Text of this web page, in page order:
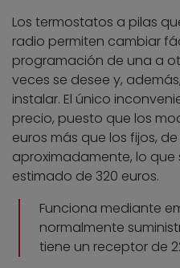
Los termostatos a pilas
radio permiten cambiar
programación de una a
veces se desee y,
instalar. El único
precio, puesto que los
euros más que los fijos,
aproximadamente, lo
estimado de 320 euros.
Funciona mediante
normalmente
tiene un receptor de